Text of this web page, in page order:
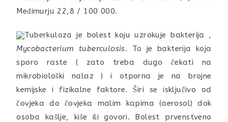
Međimurju 22,8 / 100 000.
Tuberkuloza je bolest koju uzrokuje bakterija ,
Mycobacterium tuberculosis. To je bakterija koja
sporo raste ( zato treba dugo čekati na
mikrobiološki nalaz ) i otporna je na brojne
kemijske i fizikalne faktore. Širi se isključivo od
čovjeka do čovjeka malim kapima (aerosol) dok
osoba kašlje, kiše ili govori. Bolest prvenstveno